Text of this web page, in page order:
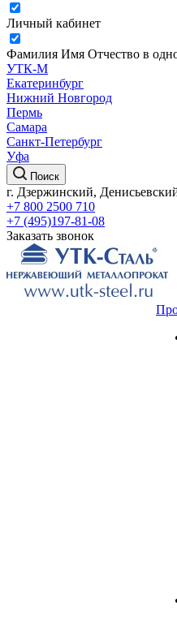
Личный кабинет
Фамилия Имя Отчество в
УТК-М
Екатеринбург
Нижний Новгород
Пермь
Самара
Санкт-Петербург
Уфа
Поиск
г. Дзержинский,
+7 800 2500 710
+7 (495)197-81-08
Заказать звонок